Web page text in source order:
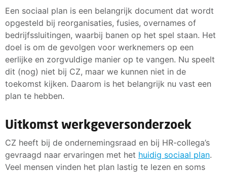
Een sociaal plan is een belangrijk document dat wordt
opgesteld bij reorganisaties, fusies, overnames of
bedrijfssluitingen, waarbij banen op het spel staan. Het
doel is om de gevolgen voor werknemers op een
eerlijke en zorgvuldige manier op te vangen. Nu speelt
dit (nog) niet bij CZ, maar we kunnen niet in de
toekomst kijken. Daarom is het belangrijk nu vast een
plan te hebben.
Uitkomst werkgeversonderzoek
CZ heeft bij de ondernemingsraad en bij HR-collega’s
gevraagd naar ervaringen met het huidig sociaal plan.
Veel mensen vinden het plan lastig te lezen en soms